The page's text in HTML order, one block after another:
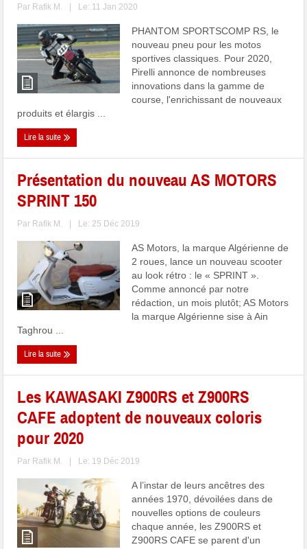
Par Rafik M. Le: 11 Jan 2020
PHANTOM SPORTSCOMP RS, le
nouveau pneu pour les motos
sportives classiques. Pour 2020,
Pirelli annonce de nombreuses
innovations dans la gamme de
course, l'enrichissant de nouveaux
produits et élargis ...
Lire la suite
Présentation du nouveau AS MOTORS
SPRINT 150
Par Rafik M. Le: 25 Déc 2019
AS Motors, la marque Algérienne de
2 roues, lance un nouveau scooter
au look rétro : le « SPRINT ».
Comme annoncé par notre
rédaction, un mois plutôt; AS Motors
la marque Algérienne sise à Ain
Taghrou ...
Lire la suite
Les KAWASAKI Z900RS et Z900RS
CAFE adoptent de nouveaux coloris
pour 2020
Par Rafik M. Le: 19 Déc 2019
A l’instar de leurs ancêtres des
années 1970, dévoilées dans de
nouvelles options de couleurs
chaque année, les Z900RS et
Z900RS CAFE se parent d'un